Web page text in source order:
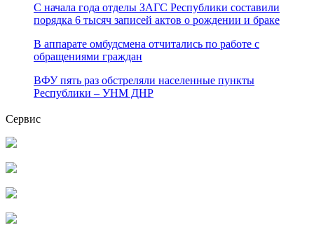
С начала года отделы ЗАГС Республики составили
порядка 6 тысяч записей актов о рождении и браке
В аппарате омбудсмена отчитались по работе с
обращениями граждан
ВФУ пять раз обстреляли населенные пункты
Республики – УНМ ДНР
Сервис